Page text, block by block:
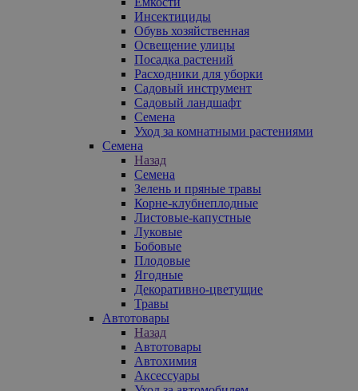
Инсектициды
Обувь хозяйственная
Освещение улицы
Посадка растений
Расходники для уборки
Садовый инструмент
Садовый ландшафт
Семена
Уход за комнатными растениями
Семена
Назад
Семена
Зелень и пряные травы
Корне-клубнеплодные
Листовые-капустные
Луковые
Бобовые
Плодовые
Ягодные
Декоративно-цветущие
Травы
Автотовары
Назад
Автотовары
Автохимия
Аксессуары